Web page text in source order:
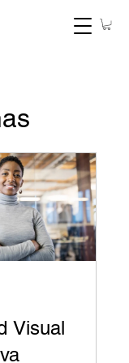
Visual